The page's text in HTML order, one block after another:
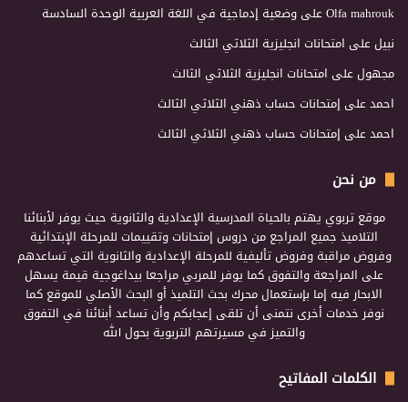
Olfa mahroukعلى وضعية إدماجية في اللغة العربية الوحدة السادسة
نبيلعلى امتحانات انجليزية الثلاثي الثالث
مجهولعلى امتحانات انجليزية الثلاثي الثالث
احمدعلى إمتحانات حساب ذهني الثلاثي الثالث
احمدعلى إمتحانات حساب ذهني الثلاثي الثالث
من نحن
موقع تربوي يهتم بالحياة المدرسية الإعدادية والثانوية حيث يوفر لأبنائنا
التلاميذ جميع المراجع من دروس إمتحانات وتقييمات للمرحلة الإبتدائية
وفروض مراقبة وفروض تأليفية للمرحلة الإعدادية والثانوية التي تساعدهم
على المراجعة والتفوق كما يوفر للمربي مراجعا بيداغوجية قيمة يسهل
الابحار فيه إما بإستعمال محرك بحث التلميذ أو البحث الأصلي للموقع كما
نوفر خدمات أخرى نتمنى أن تلقى إعجابكم وأن تساعد أبنائنا في التفوق
والتميز في مسيرتهم التربوية بحول الله
الكلمات المفاتيح